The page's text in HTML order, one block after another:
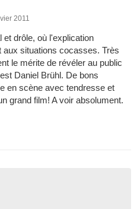
2011
et drôle, où l'explication
aux situations cocasses. Très
le mérite de révéler au public
Daniel Brühl. De bons
en scène avec tendresse et
grand film! A voir absolument.